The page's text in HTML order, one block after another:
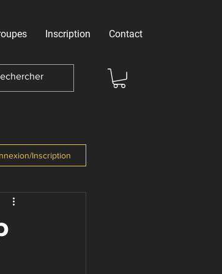
Inscription Contact
Inscription